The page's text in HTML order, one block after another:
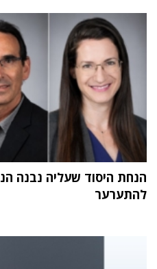
הנחת היסוד שעליה נבנה
להתערער